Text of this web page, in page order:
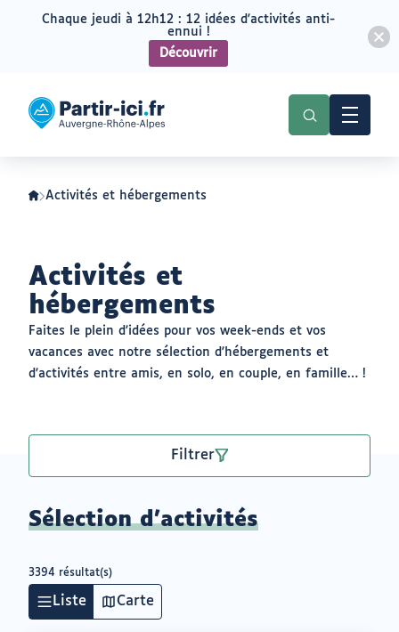
menu
contenu
Partir
ici
Auvergne-
Rhône-
Activités et hébergements
Activités et
hébergements
Faites le plein d'idées pour vos week-ends et vos
vacances avec notre sélection d'hébergements et
d'activités entre amis, en solo, en couple, en famille… !
Filtrer
Sélection d'activités
3394 résultat(s)
Liste Carte
Chaque jeudi à 12h12 : 12 idées d'activités anti-
ennui !
Découvrir